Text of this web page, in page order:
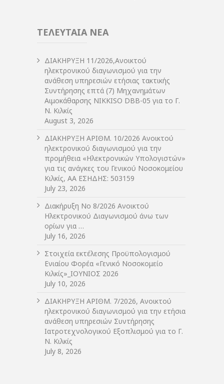
ΤΕΛΕΥΤΑΙΑ ΝΕΑ
ΔIΑΚΗΡΥΞΗ 11/2026,Ανοικτού
ηλεκτρονικού διαγωνισμού για την
ανάθεση υπηρεσιών ετήσιας τακτικής
Συντήρησης επτά (7) Μηχανημάτων
Αιμοκάθαρσης NIKKISO DBB-05 για το Γ.
Ν. Κιλκίς
August 3, 2026
ΔIΑΚΗΡΥΞΗ ΑΡIΘΜ. 10/2026 Ανοικτού
ηλεκτρονικού διαγωνισμού για την
προμήθεια «Ηλεκτρονικών Υπολογιστών»
για τις ανάγκες του Γενικού Νοσοκομείου
Κιλκίς, ΑΑ ΕΣΗΔΗΣ: 503159
July 23, 2026
Διακήρυξη Νο 8/2026 Ανοικτού
Ηλεκτρονικού Διαγωνισμού άνω των
ορίων για …
July 16, 2026
Στοιχεία εκτέλεσης Προϋπολογισμού
Ενιαίου Φορέα «Γενικό Νοσοκομείο
Κιλκίς»_ΙΟΥΝΙΟΣ 2026
July 10, 2026
ΔIΑΚΗΡΥΞΗ ΑΡIΘΜ. 7/2026, Ανοικτού
ηλεκτρονικού διαγωνισμού για την ετήσια
ανάθεση υπηρεσιών Συντήρησης
Ιατροτεχνολογικού Εξοπλισμού για το Γ.
Ν. Κιλκίς
July 8, 2026